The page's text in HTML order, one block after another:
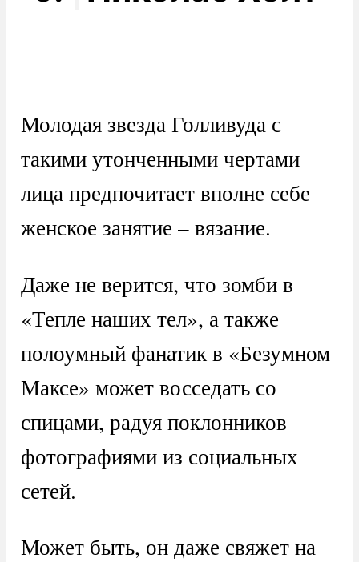
Молодая звезда Голливуда с
такими утонченными чертами
лица предпочитает вполне себе
женское занятие – вязание.
Даже не верится, что зомби в
«Тепле наших тел», а также
полоумный фанатик в «Безумном
Максе» может восседать со
спицами, радуя поклонников
фотографиями из социальных
сетей.
Может быть, он даже свяжет на